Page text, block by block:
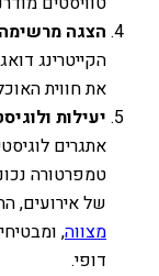
הצגה
הקייטרינג
את חווית
יעילות
אתגרים
טמפרטורה
של אירועים,
מצווה,
דופי.